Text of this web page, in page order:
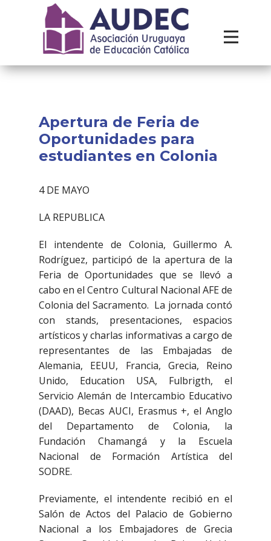
Institucional
Recursos
Apertura de Feria de
Oportunidades para
estudiantes en Colonia
4 DE MAYO
LA REPUBLICA
El intendente de Colonia, Guillermo A.
Rodríguez, participó de la apertura de la
Feria de Oportunidades que se llevó a
cabo en el Centro Cultural Nacional AFE de
Colonia del Sacramento. La jornada contó
con stands, presentaciones, espacios
artísticos y charlas informativas a cargo de
representantes de las Embajadas de
Alemania, EEUU, Francia, Grecia, Reino
Unido, Education USA, Fulbrigth, el
Servicio Alemán de Intercambio Educativo
(DAAD), Becas AUCI, Erasmus +, el Anglo
del Departamento de Colonia, la
Fundación Chamangá y la Escuela
Nacional de Formación Artística del
SODRE.
Previamente, el intendente recibió en el
Salón de Actos del Palacio de Gobierno
Nacional a los Embajadores de Grecia